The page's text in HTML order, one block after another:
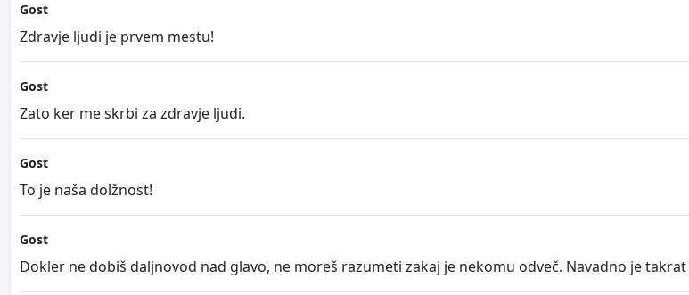
Gost
Zdravje ljudi je prvem mestu!
Gost
Zato ker me skrbi za zdravje ljudi.
Gost
To je naša dolžnost!
Gost
Dokler ne dobiš daljnovod nad glavo, ne moreš razumeti zakaj je nekomu odveč. Navadno je